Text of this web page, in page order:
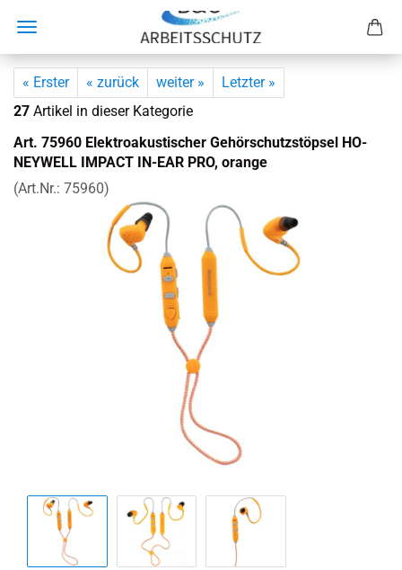
« Erster « zurück weiter »
Letzter »
27 Artikel in dieser Kategorie
Art. 75960 Elek­tro­akus­ti­scher Ge­hör­schutz­stöp­sel HO­
NEY­WELL IM­PACT IN-​EAR PRO, oran­ge
(Art.Nr.: 75960)